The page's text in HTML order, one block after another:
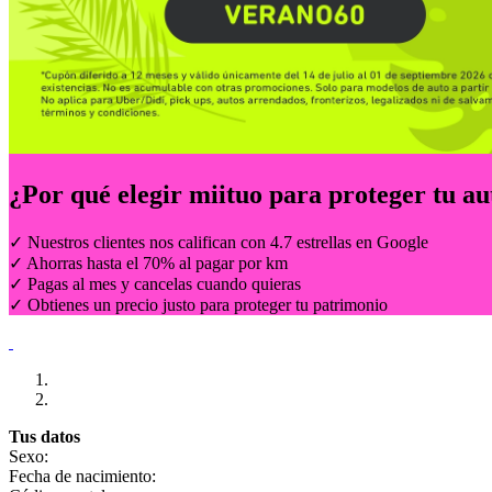
¿Por qué elegir miituo para proteger tu
✓ Nuestros clientes nos califican con 4.7 estrellas en Google
✓ Ahorras hasta el 70% al pagar por km
✓ Pagas al mes y cancelas cuando quieras
✓ Obtienes un precio justo para proteger tu patrimonio
Tus datos
Sexo:
Fecha de nacimiento: